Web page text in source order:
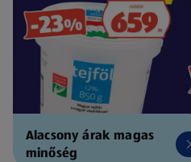
Alacsony árak magas
minőség